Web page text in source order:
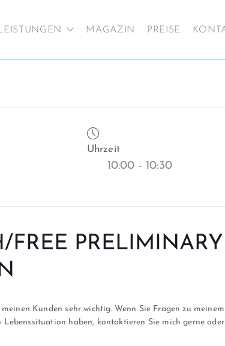
MAGAZIN PREISE
Uhrzeit
10:00 - 10:30
FREE PRELIMINARY
Kunden sehr wichtig. Wenn Sie Fragen zu meinem
haben, kontaktieren Sie mich gerne oder